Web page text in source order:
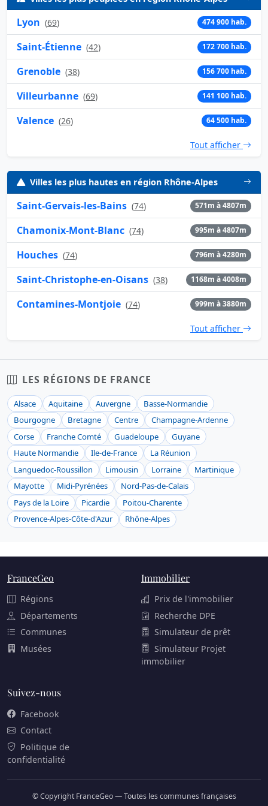
Lyon (69) 474 900 hab.
Saint-Étienne (42) 172 700 hab.
Grenoble (38) 156 700 hab.
Villeurbanne (69) 141 100 hab.
Valence (26) 64 500 hab.
Tout afficher
Villes les plus hautes en région Rhône-Alpes
Saint-Gervais-les-Bains (74) 571m à 4807m
Chamonix-Mont-Blanc (74) 995m à 4807m
Houches (74) 796m à 4280m
Saint-Christophe-en-Oisans (38) 1168m à 4008m
Contamines-Montjoie (74) 999m à 3880m
Tout afficher
LES RÉGIONS DE FRANCE
Alsace Aquitaine Auvergne
Basse-Normandie
Bourgogne
Bretagne Centre
Champagne-Ardenne
Corse
Franche Comté Guadeloupe
Guyane
Haute Normandie
Ile-de-France
La Réunion
Languedoc-Roussillon
Limousin Lorraine
Martinique
Mayotte
Midi-Pyrénées
Nord-Pas-de-Calais
Pays de la Loire
Picardie
Poitou-Charente
Provence-Alpes-Côte-d'Azur
Rhône-Alpes
FranceGeo
Régions
Départements
Communes
Musées
Immobilier
Prix de l'immobilier
Recherche DPE
Simulateur de prêt
Simulateur Projet
immobilier
Suivez-nous
Facebook
Contact
Politique de
confidentialité
© Copyright FranceGeo — Toutes les communes françaises